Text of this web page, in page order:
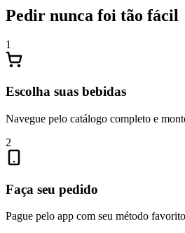
Pedir nunca foi tão fácil
1
Escolha suas bebidas
Navegue pelo catálogo completo e
2
Faça seu pedido
Pague pelo app com seu método